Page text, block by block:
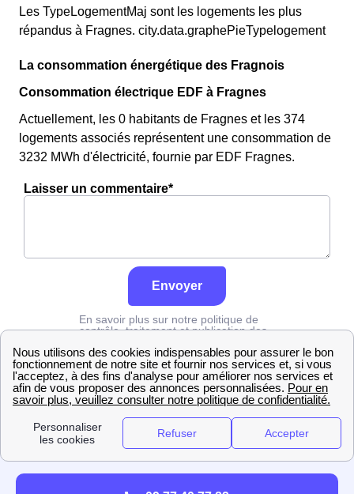
Les TypeLogementMaj sont les logements les plus
répandus à Fragnes. city.data.graphePieTypelogement
La consommation énergétique des Fragnois
Consommation électrique EDF à Fragnes
Actuellement, les 0 habitants de Fragnes et les 374
logements associés représentent une consommation de
3232 MWh d'électricité, fournie par EDF Fragnes.
Laisser un commentaire*
Envoyer
En savoir plus sur notre politique de
contrôle, traitement et publication des
Edf Saône-et-Loire Fragnes